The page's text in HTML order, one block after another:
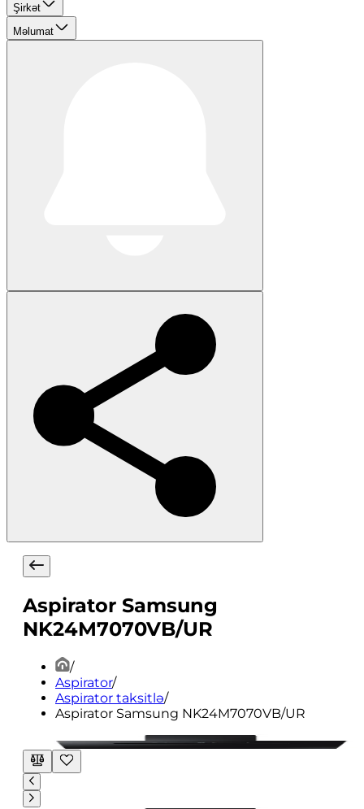
Şirkət
Məlumat
Aspirator Samsung
NK24M7070VB/UR
/
Aspirator/
Aspirator taksitlə/
Aspirator Samsung NK24M7070VB/UR